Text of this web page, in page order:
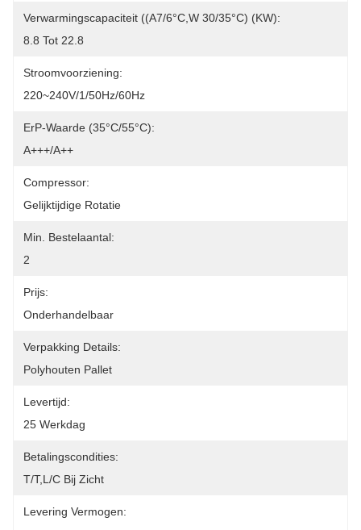
Verwarmingscapaciteit ((A7/6°C,W 30/35°C) (kW):
8.8 Tot 22.8
Stroomvoorziening:
220~240V/1/50Hz/60Hz
ErP-Waarde (35°C/55°C):
A+++/A++
Compressor:
Gelijktijdige Rotatie
Min. Bestelaantal:
2
Prijs:
Onderhandelbaar
Verpakking Details:
Polyhouten Pallet
Levertijd:
25 Werkdag
Betalingscondities:
T/T,L/C Bij Zicht
Levering Vermogen: